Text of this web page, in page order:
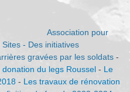
Association pour
Sites - Des initiatives
gravées par les soldats -
du legs Roussel - Le
- Les travaux de rénovation